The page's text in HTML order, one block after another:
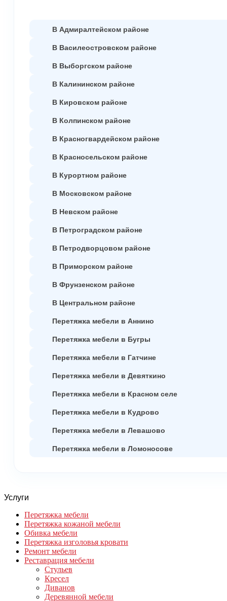
В Адмиралтейском районе
В Василеостровском районе
В Выборгском районе
В Калининском районе
В Кировском районе
В Колпинском районе
В Красногвардейском районе
В Красносельском районе
В Курортном районе
В Московском районе
В Невском районе
В Петроградском районе
В Петродворцовом районе
В Приморском районе
В Фрунзенском районе
В Центральном районе
Перетяжка мебели в Аннино
Перетяжка мебели в Бугры
Перетяжка мебели в Гатчине
Перетяжка мебели в Девяткино
Перетяжка мебели в Красном селе
Перетяжка мебели в Кудрово
Перетяжка мебели в Левашово
Перетяжка мебели в Ломоносове
Услуги
Перетяжка мебели
Перетяжка кожаной мебели
Обивка мебели
Перетяжка изголовья кровати
Ремонт мебели
Реставрация мебели
Стульев
Кресел
Диванов
Деревянной мебели